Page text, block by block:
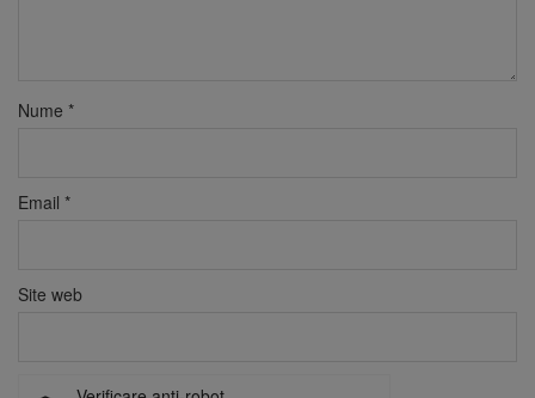
Nume *
Email *
Site web